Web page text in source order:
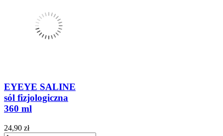
EYEYE SALINE
sól fizjologiczna
360 ml
24,90 zł